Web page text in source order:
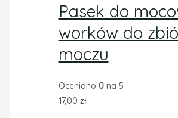
Pasek do
worków do
moczu
Oceniono 0na 5
17,00 zł